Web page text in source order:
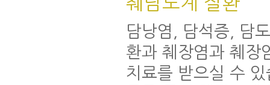
담낭염, 담석증, 담
환과 췌장염과 췌장
치료를 받으실 수